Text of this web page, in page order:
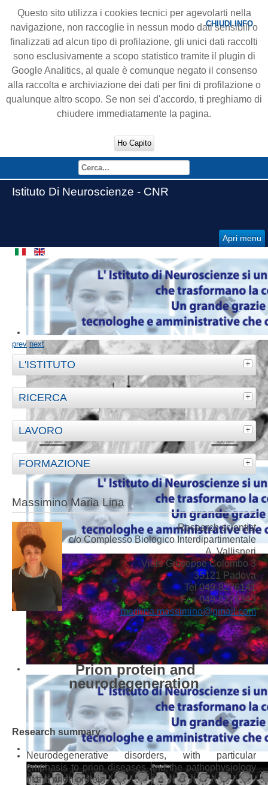
Questo sito utilizza i cookies tecnici per agevolarti nella
navigazione, non raccoglie in nessun modo dati sensibili o
finalizzati ad alcun tipo di profilazione, gli unici dati raccolti
sono esclusivamente a scopo statistico tramite il plugin di
Google Analitics, al quale è comunque negato il consenso
alla raccolta e archiviazione dei dati per fini di profilazione o
qualunque altro scopo. Se non sei d'accordo, ti preghiamo di
chiudere immediatamente la pagina.
Ho Capito
Istituto Di Neuroscienze - CNR
Apri menu
prev next
L'ISTITUTO
RICERCA
LAVORO
FORMAZIONE
Massimino Maria Lina
Research scientist
c/o Complesso Biologico Interdipartimentale
A. Vallisneri
Viale Giuseppe Colombo 3
35121 Padova
Tel 049-8276141
Fax 049-8276343
marilina.massimino@gmail.com
Prion protein and
neurodegeneration
Research summary
Neurodegenerative disorders, with particular
emphasis to prion diseases and the pathophysiology
of the prion protein.
CHIUDI INFO